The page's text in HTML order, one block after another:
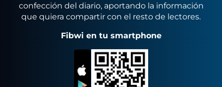
confección del diario, aportando la información
que quiera compartir con el resto de lectores.
Fibwi en tu smartphone